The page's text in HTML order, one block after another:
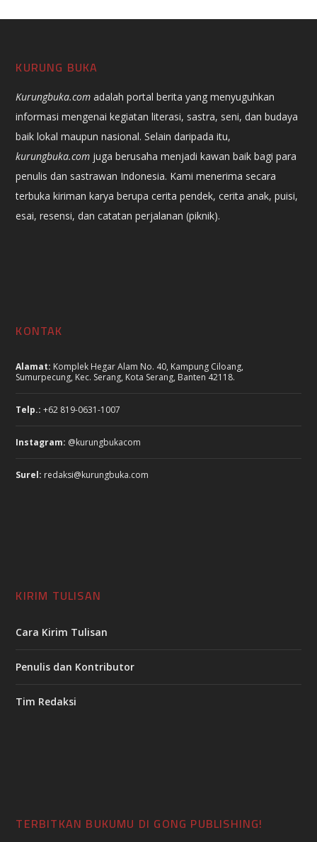
KURUNG BUKA
Kurungbuka.com adalah portal berita yang menyuguhkan
informasi mengenai kegiatan literasi, sastra, seni, dan budaya
baik lokal maupun nasional. Selain daripada itu,
kurungbuka.com juga berusaha menjadi kawan baik bagi para
penulis dan sastrawan Indonesia. Kami menerima secara
terbuka kiriman karya berupa cerita pendek, cerita anak, puisi,
esai, resensi, dan catatan perjalanan (piknik).
KONTAK
Alamat: Komplek Hegar Alam No. 40, Kampung Ciloang,
Sumurpecung, Kec. Serang, Kota Serang, Banten 42118.
Telp.: +62 819-0631-1007
Instagram: @kurungbukacom
Surel: redaksi@kurungbuka.com
KIRIM TULISAN
Cara Kirim Tulisan
Penulis dan Kontributor
Tim Redaksi
TERBITKAN BUKUMU DI GONG PUBLISHING!